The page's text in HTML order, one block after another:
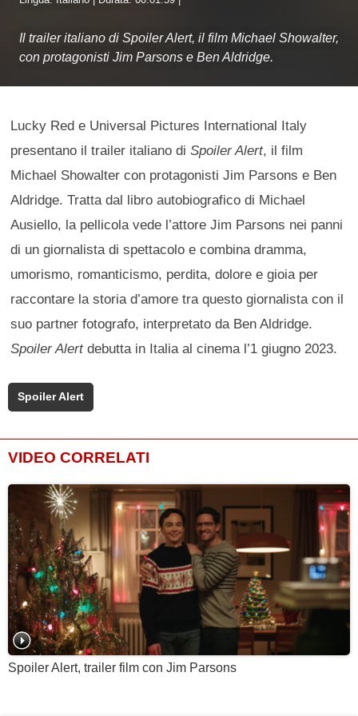
Il trailer italiano di Spoiler Alert, il film Michael Showalter,
con protagonisti Jim Parsons e Ben Aldridge.
Lucky Red e Universal Pictures International Italy
presentano il trailer italiano diSpoiler Alert, il film
Michael Showalter con protagonisti Jim Parsons e Ben
Aldridge. Tratta dal libro autobiografico di Michael
Ausiello, la pellicola vede l’attore Jim Parsons nei panni
di un giornalista di spettacolo e combina dramma,
umorismo, romanticismo, perdita, dolore e gioia per
raccontare la storia d’amore tra questo giornalista con il
suo partner fotografo, interpretato da Ben Aldridge.
Spoiler Alertdebutta in Italia al cinema l’1 giugno 2023.
Spoiler Alert
VIDEO CORRELATI
Spoiler Alert, trailer film con Jim Parsons